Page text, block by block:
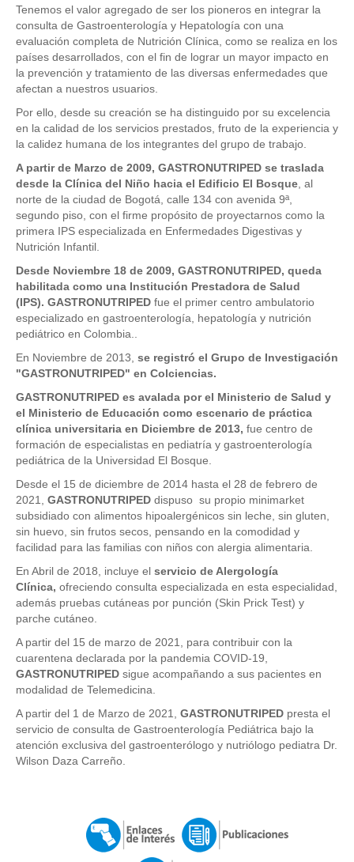
Tenemos el valor agregado de ser los pioneros en integrar la
consulta de Gastroenterología y Hepatología con una
evaluación completa de Nutrición Clínica, como se realiza en los
países desarrollados, con el fin de lograr un mayor impacto en
la prevención y tratamiento de las diversas enfermedades que
afectan a nuestros usuarios.
Por ello, desde su creación se ha distinguido por su excelencia
en la calidad de los servicios prestados, fruto de la experiencia y
la calidez humana de los integrantes del grupo de trabajo.
A partir de Marzo de 2009, GASTRONUTRIPED se traslada
desde la Clínica del Niño hacia el Edificio El Bosque , al
norte de la ciudad de Bogotá, calle 134 con avenida 9ª,
segundo piso, con el firme propósito de proyectarnos como la
primera IPS especializada en Enfermedades Digestivas y
Nutrición Infantil.
Desde Noviembre 18 de 2009, GASTRONUTRIPED, queda
habilitada como una Institución Prestadora de Salud
(IPS). GASTRONUTRIPED fue el primer centro ambulatorio
especializado en gastroenterología, hepatología y nutrición
pediátrico en Colombia..
En Noviembre de 2013, se registró el Grupo de Investigación
"GASTRONUTRIPED" en Colciencias.
GASTRONUTRIPED es avalada por el Ministerio de Salud y
el Ministerio de Educación como escenario de práctica
clínica universitaria en Diciembre de 2013, fue centro de
formación de especialistas en pediatría y gastroenterología
pediátrica de la Universidad El Bosque.
Desde el 15 de diciembre de 2014 hasta el 28 de febrero de
2021, GASTRONUTRIPED dispuso su propio minimarket
subsidiado con alimentos hipoalergénicos sin leche, sin gluten,
sin huevo, sin frutos secos, pensando en la comodidad y
facilidad para las familias con niños con alergia alimentaria.
En Abril de 2018, incluye el servicio de Alergología
Clínica, ofreciendo consulta especializada en esta especialidad,
además pruebas cutáneas por punción (Skin Prick Test) y
parche cutáneo.
A partir del 15 de marzo de 2021, para contribuir con la
cuarentena declarada por la pandemia COVID-19,
GASTRONUTRIPED sigue acompañando a sus pacientes en
modalidad de Telemedicina.
A partir del 1 de Marzo de 2021, GASTRONUTRIPED presta el
servicio de consulta de Gastroenterología Pediátrica bajo la
atención exclusiva del gastroenterólogo y nutriólogo pediatra Dr.
Wilson Daza Carreño.